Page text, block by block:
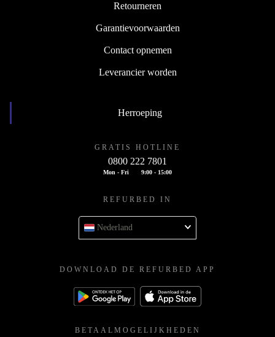
Retourneren
Garantievoorwaarden
Contact opnemen
Leverancier worden
Herroeping
GRATIS HOTLINE
0800 222 7801
Mon - Fri 9:00 - 15:00
REFURBED IN
Nederland
DOWNLOAD DE REFURBED APP
BETAALMOGELIJKHEDEN